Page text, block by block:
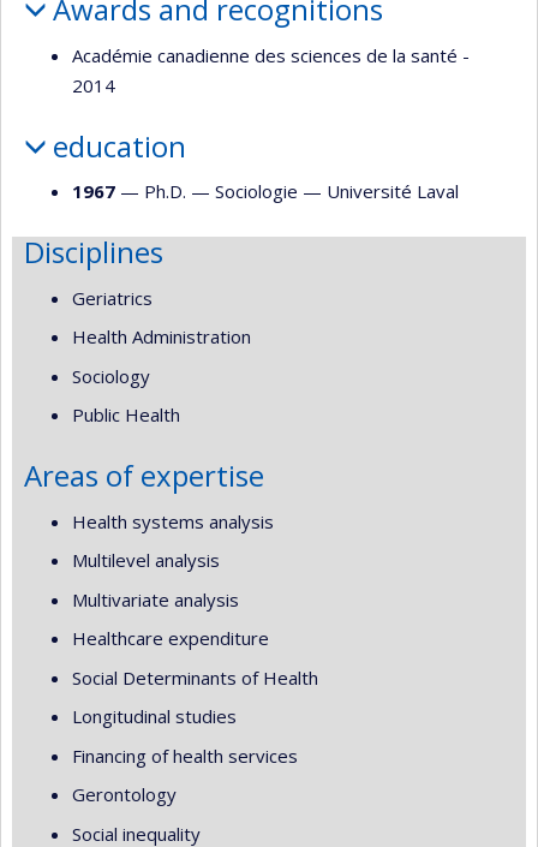
Awards and recognitions
Académie canadienne des sciences de la santé -
2014
education
1967 — Ph.D. — Sociologie — Université Laval
Disciplines
Geriatrics
Health Administration
Sociology
Public Health
Areas of expertise
Health systems analysis
Multilevel analysis
Multivariate analysis
Healthcare expenditure
Social Determinants of Health
Longitudinal studies
Financing of health services
Gerontology
Social inequality